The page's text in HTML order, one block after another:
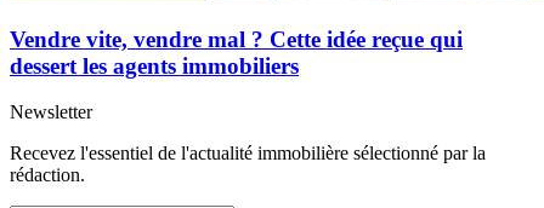
Vendre vite, vendre mal ? Cette idée reçue qui
dessert les agents immobiliers
Newsletter
Recevez l'essentiel de l'actualité immobilière sélectionné par la
rédaction.